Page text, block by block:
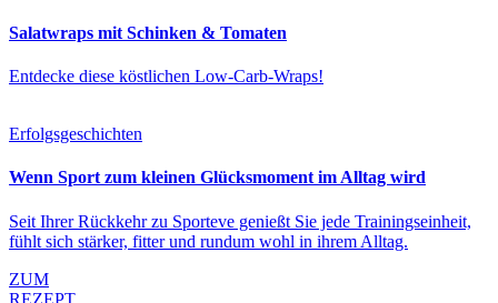
Salatwraps mit Schinken & Tomaten
Entdecke diese köstlichen Low-Carb-Wraps!
Erfolgsgeschichten
Wenn Sport zum kleinen Glücksmoment im Alltag wird
Seit Ihrer Rückkehr zu Sporteve genießt Sie jede Trainingseinheit,
fühlt sich stärker, fitter und rundum wohl in ihrem Alltag.
ZUM
REZEPT